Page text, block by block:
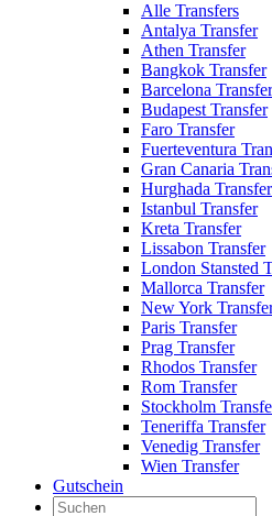
Alle Transfers
Antalya Transfer
Athen Transfer
Bangkok Transfer
Barcelona Transfer
Budapest Transfer
Faro Transfer
Fuerteventura
Gran Canaria
Hurghada Transfer
Istanbul Transfer
Kreta Transfer
Lissabon Transfer
London Stansted
Mallorca Transfer
New York
Paris Transfer
Prag Transfer
Rhodos Transfer
Rom Transfer
Stockholm
Teneriffa Transfer
Venedig Transfer
Wien Transfer
Gutschein